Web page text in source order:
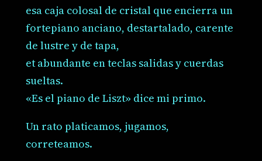
esa caja colosal de cristal que encierra un
fortepiano anciano, destartalado, carente
de lustre y de tapa,
et abundante en teclas salidas y cuerdas
sueltas.
«Es el piano de Liszt» dice mi primo.
Un rato platicamos, jugamos,
correteamos.